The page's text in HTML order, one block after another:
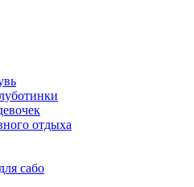
отдыха
сабо